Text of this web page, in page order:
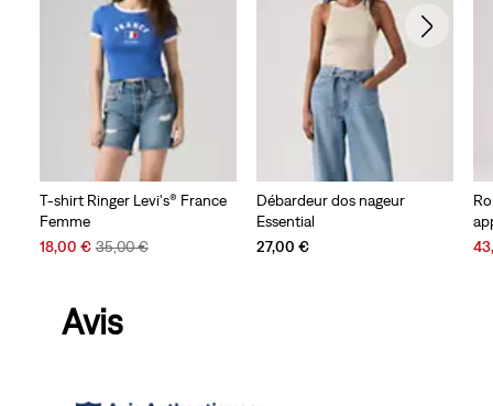
T-shirt Ringer Levi's® France
Femme
Sale
18,00 €Original
35,00 €
Débardeur dos nageur
Essential
27,00 €
Avis